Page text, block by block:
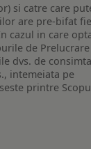
si catre care
are pre-bifat
cazul in care
de
dvs. de
intemeiata pe
printre